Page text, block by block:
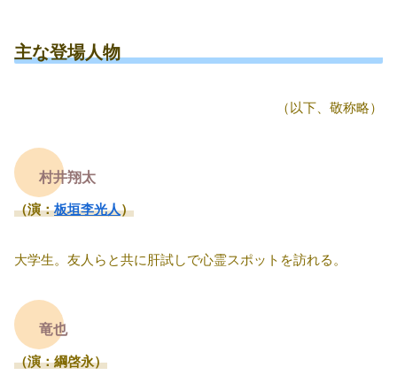
主な登場人物
（以下、敬称略）
村井翔太
（演：板垣李光人）
大学生。友人らと共に肝試しで心霊スポットを訪れる。
竜也
（演：綱啓永）